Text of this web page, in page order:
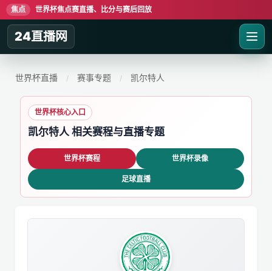
焦点 世界杯焦点赛直播、比分与赛后回放
24直播网
世界杯直播 / 赛事专题 / 凯尔特人
世界杯核心入口
凯尔特人 相关赛程与直播专题
世界杯赛程 世界杯录像
足球直播